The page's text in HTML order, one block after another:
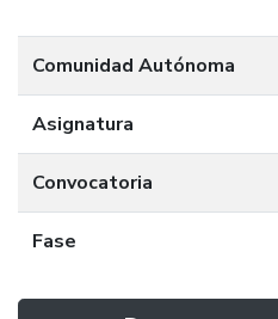
Comunidad Autónoma
Asignatura
Convocatoria
Fase